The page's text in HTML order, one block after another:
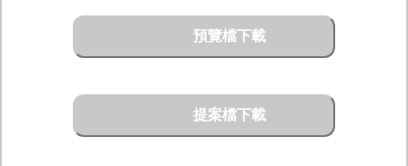
預覽檔下載
提案檔下載